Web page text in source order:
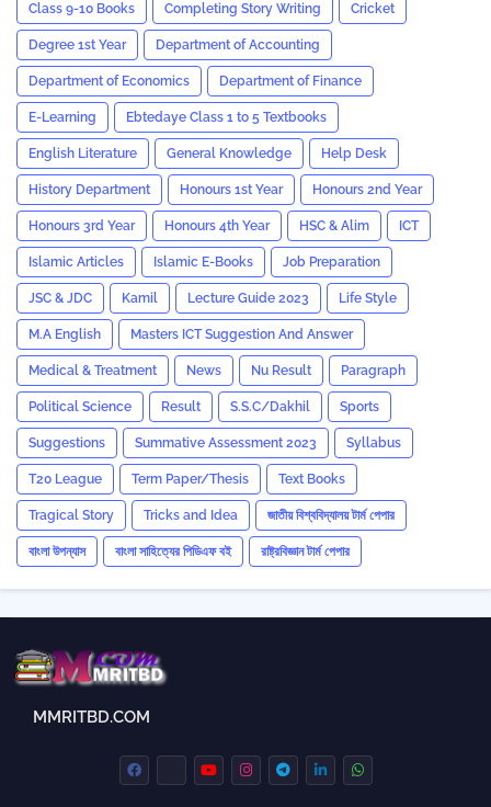
Class 9-10 Books Completing Story Writing Cricket
Degree 1st Year Department of Accounting
Department of Economics Department of Finance
E-Learning Ebtedaye Class 1 to 5 Textbooks
English Literature General Knowledge Help Desk
History Department Honours 1st Year Honours 2nd Year
Honours 3rd Year Honours 4th Year HSC & Alim ICT
Islamic Articles Islamic E-Books Job Preparation
JSC & JDC Kamil Lecture Guide 2023 Life Style
M.A English Masters ICT Suggestion And Answer
Medical & Treatment News Nu Result Paragraph
Political Science Result S.S.C/Dakhil Sports
Suggestions Summative Assessment 2023 ‍Syllabus
T20 League Term Paper/Thesis Text Books
Tragical Story Tricks and ‍Idea জাতীয় বিশ্ববিদ্যালয় টার্ম পেপার
বাংলা উপন্যাস বাংলা সাহিত্যের পিডিএফ বই রাষ্ট্রবিজ্ঞান টার্ম পেপার
MMRITBD.COM